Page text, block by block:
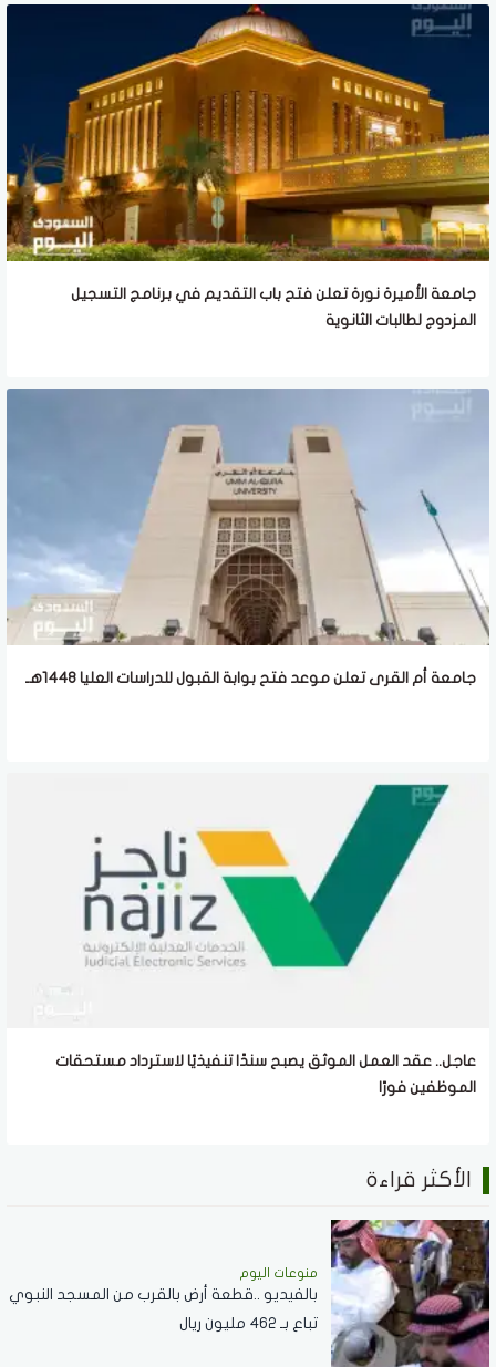
جامعة الأميرة نورة تعلن فتح باب التقديم في برنامج التسجيل
المزدوج لطالبات الثانوية
جامعة أم القرى تعلن موعد فتح بوابة القبول للدراسات العليا 1448هـ
عاجل.. عقد العمل الموثق يصبح سندًا تنفيذيًا لاسترداد مستحقات
الموظفين فورًا
الأكثر قراءة
منوعات اليوم
بالفيديو ..قطعة أرض بالقرب من المسجد النبوي
تباع بـ 462 مليون ريال